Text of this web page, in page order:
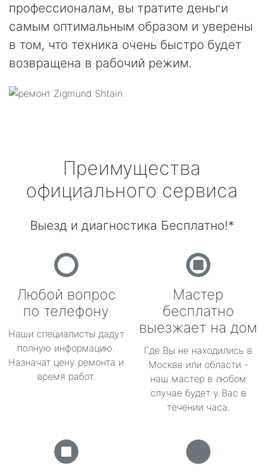
профессионалам, вы тратите деньги
самым оптимальным образом и уверены
в том, что техника очень быстро будет
возвращена в рабочий режим.
Преимущества
официального сервиса
Выезд и диагностика Бесплатно!*
Любой вопрос
по телефону
Наши специалисты дадут
полную информацию.
Назначат цену ремонта и
время работ.
Мастер
бесплатно
выезжает на дом
Где Вы не находились в
Москве или области -
наш мастер в любом
случае будет у Вас в
течении часа.